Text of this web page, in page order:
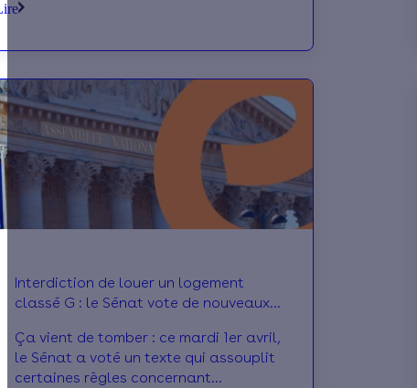
être, la lumière naturelle rend votre
vous aidant à consommer moins
d’énergie. Alors comment en profiter
pleinement à cette saison ? Voici nos
meilleurs conseils pour faire entrer le
soleil chez vous, du matin au soir.
Interdiction de louer un logement
classé G : le Sénat vote de nouveaux
Ça vient de tomber : ce mardi 1er avril,
le Sénat a voté un texte qui assouplit
certaines règles concernant